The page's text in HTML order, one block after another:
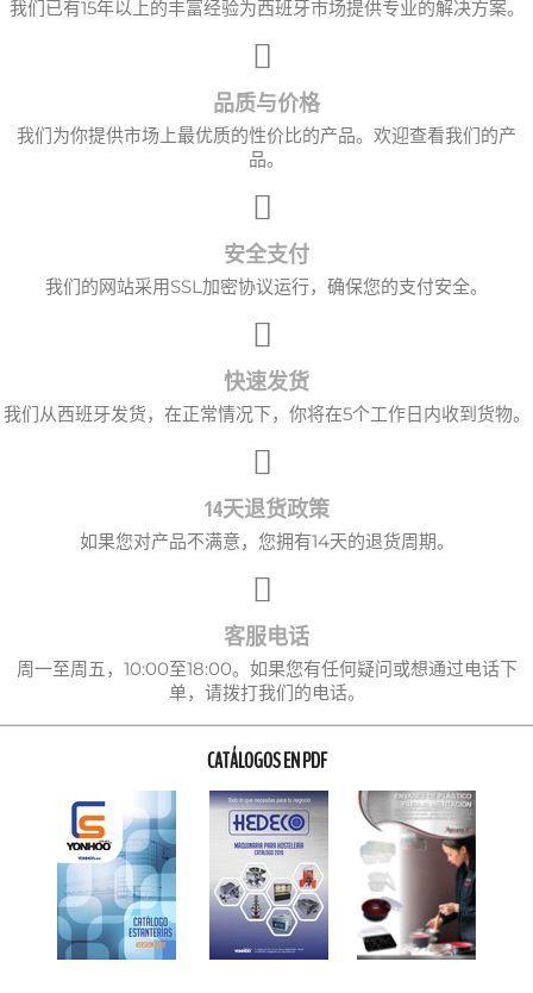
我们已有15年以上的丰富经验为西班牙市场提供专业的解决方案。
品质与价格
我们为你提供市场上最优质的性价比的产品。欢迎查看我们的产
品。
安全支付
我们的网站采用SSL加密协议运行，确保您的支付安全。
快速发货
我们从西班牙发货，在正常情况下，你将在5个工作日内收到货物。
14天退货政策
如果您对产品不满意，您拥有14天的退货周期。
客服电话
周一至周五，10:00至18:00。如果您有任何疑问或想通过电话下
单，请拨打我们的电话。
CATÁLOGOS EN PDF